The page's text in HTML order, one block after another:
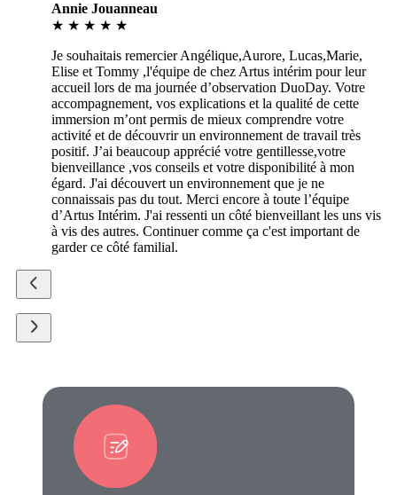
Annie Jouanneau
★ ★ ★ ★ ★
Je souhaitais remercier Angélique,Aurore, Lucas,Marie,
Elise et Tommy ,l'équipe de chez Artus intérim pour leur
accueil lors de ma journée d’observation DuoDay. Votre
accompagnement, vos explications et la qualité de cette
immersion m’ont permis de mieux comprendre votre
activité et de découvrir un environnement de travail très
positif. J’ai beaucoup apprécié votre gentillesse,votre
bienveillance ,vos conseils et votre disponibilité à mon
égard. J'ai découvert un environnement que je ne
connaissais pas du tout. Merci encore à toute l’équipe
d’Artus Intérim. J'ai ressenti un côté bienveillant les uns vis
à vis des autres. Continuer comme ça c'est important de
garder ce côté familial.